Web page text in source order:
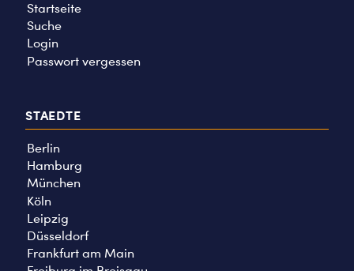
Startseite
Suche
Login
Passwort vergessen
STAEDTE
Berlin
Hamburg
München
Köln
Leipzig
Düsseldorf
Frankfurt am Main